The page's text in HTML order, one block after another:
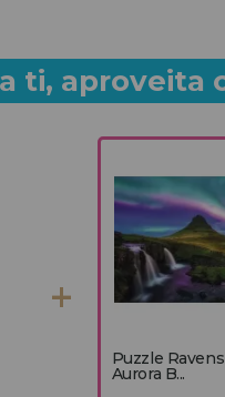
ti, aproveita
Puzzle
Aurora B...